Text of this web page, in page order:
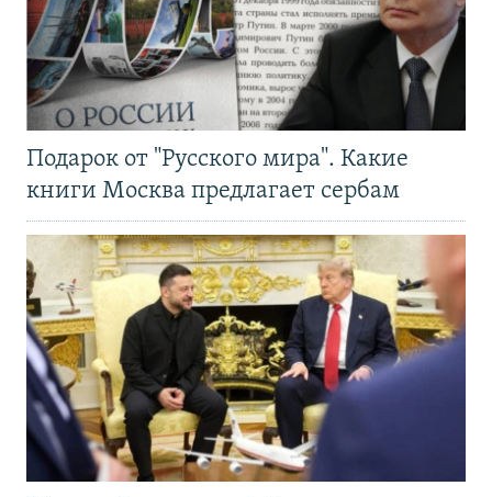
Подарок от "Русского мира". Какие
книги Москва предлагает сербам